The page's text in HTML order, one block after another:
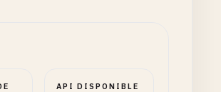
API DISPONIBLE